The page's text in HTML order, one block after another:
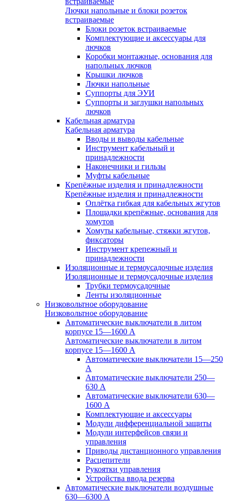
Лючки напольные и блоки розеток
встраиваемые
Блоки розеток встраиваемые
Комплектующие и аксессуары для
лючков
Коробки монтажные, основания для
напольных лючков
Крышки лючков
Лючки напольные
Суппорты для ЭУИ
Суппорты и заглушки напольных
лючков
Кабельная арматура
Кабельная арматура
Вводы и выводы кабельные
Инструмент кабельный и
принадлежности
Наконечники и гильзы
Муфты кабельные
Крепёжные изделия и принадлежности
Крепёжные изделия и принадлежности
Оплётка гибкая для кабельных жгутов
Площадки крепёжные, основания для
хомутов
Хомуты кабельные, стяжки жгутов,
фиксаторы
Инструмент крепежный и
принадлежности
Изоляционные и термоусадочные изделия
Изоляционные и термоусадочные изделия
Трубки термоусадочные
Ленты изоляционные
Низковольтное оборудование
Низковольтное оборудование
Автоматические выключатели в литом
корпусе 15—1600 А
Автоматические выключатели в литом
корпусе 15—1600 А
Автоматические выключатели 15—250
А
Автоматические выключатели 250—
630 А
Автоматические выключатели 630—
1600 А
Комплектующие и аксессуары
Модули дифференциальной защиты
Модули интерфейсов связи и
управления
Приводы дистанционного управления
Расцепители
Рукоятки управления
Устройства ввода резерва
Автоматические выключатели воздушные
630—6300 А